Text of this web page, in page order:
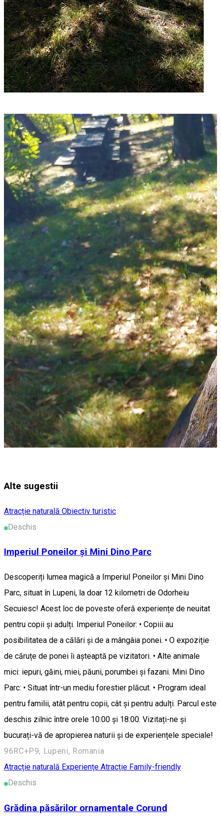
Alte sugestii
Atracție naturală Obiectiv turistic
Deschis
Imperiul Poneilor și Mini Dino Parc
Descoperiți lumea magică a Imperiul Poneilor și Mini Dino
Parc, situat în Lupeni, la doar 12 kilometri de Odorheiu
Secuiesc! Acest loc de poveste oferă experiențe de neuitat
pentru copii și adulți. Imperiul Poneilor: • Copiii au
posibilitatea de a călări și de a mângâia ponei. • O expoziție
de căruțe de ponei îi așteaptă pe vizitatori. • Alte animale
mici: iepuri, găini, miei, păuni, porumbei și fazani. Mini Dino
Parc: • Situat într-un mediu forestier plăcut. • Program ideal
pentru familii, atât pentru copii, cât și pentru adulți. Parcul este
deschis zilnic între orele 10:00 și 18:00. Vizitați-ne și
bucurați-vă de apropierea naturii și de experiențele speciale!
96RC+P9, Lupeni, Romania
Atracție naturală Experienţe Atracție Family-friendly
Deschis
Grădina păsărilor ornamentale Corund